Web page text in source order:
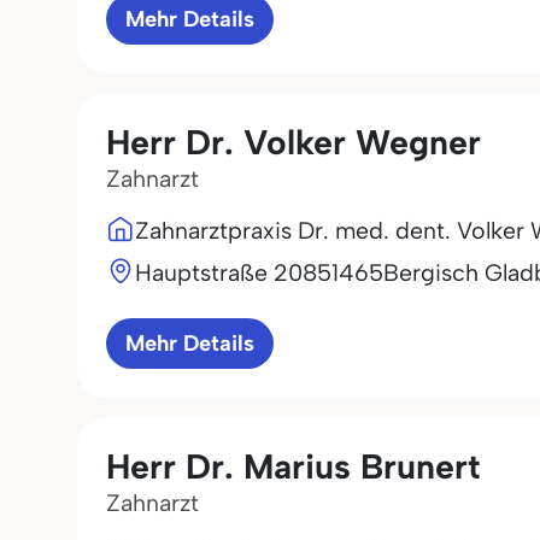
Mehr Details
Herr Dr. Volker Wegner
Zahnarzt
Zahnarztpraxis Dr. med. dent. Volker
Hauptstraße 20851465Bergisch
Mehr Details
Herr Dr. Marius Brunert
Zahnarzt